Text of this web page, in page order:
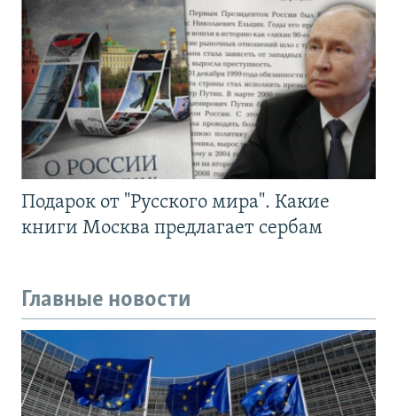
Подарок от "Русского мира". Какие
книги Москва предлагает сербам
Главные новости